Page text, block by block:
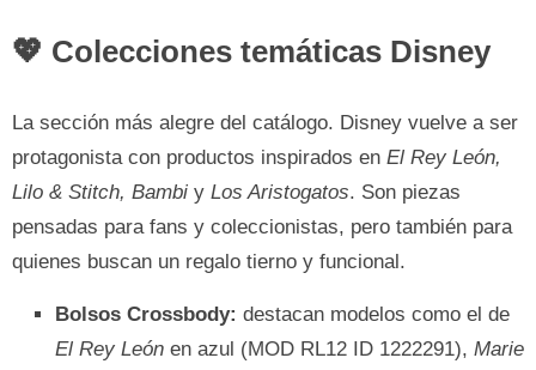
💖 Colecciones temáticas Disney
La sección más alegre del catálogo. Disney vuelve a ser
protagonista con productos inspirados en El Rey León,
Lilo & Stitch, Bambi y Los Aristogatos. Son piezas
pensadas para fans y coleccionistas, pero también para
quienes buscan un regalo tierno y funcional.
Bolsos Crossbody: destacan modelos como el de
El Rey León en azul (MOD RL12 ID 1222291), Marie